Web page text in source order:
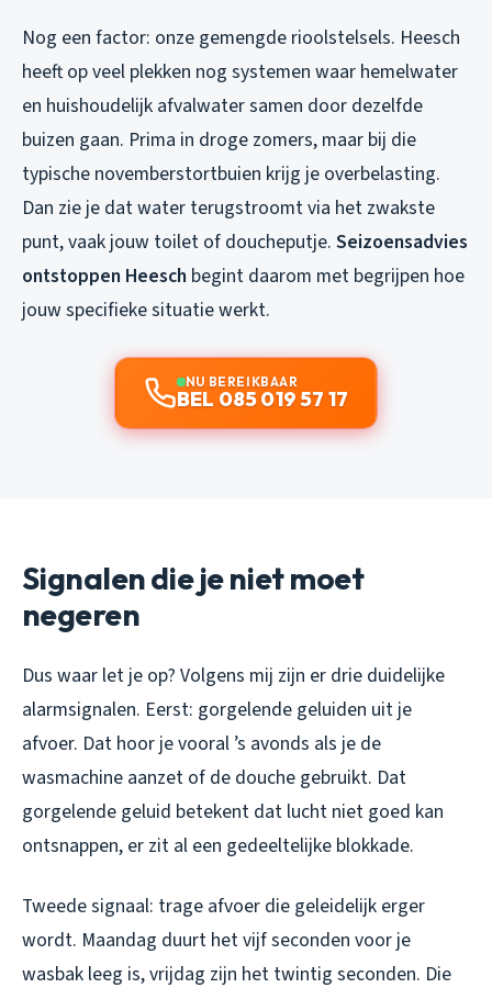
Nog een factor: onze gemengde rioolstelsels. Heesch
heeft op veel plekken nog systemen waar hemelwater
en huishoudelijk afvalwater samen door dezelfde
buizen gaan. Prima in droge zomers, maar bij die
typische novemberstortbuien krijg je overbelasting.
Dan zie je dat water terugstroomt via het zwakste
punt, vaak jouw toilet of doucheputje. Seizoensadvies
ontstoppen Heesch begint daarom met begrijpen hoe
jouw specifieke situatie werkt.
NU BEREIKBAAR
BEL 085 019 57 17
Signalen die je niet moet
negeren
Dus waar let je op? Volgens mij zijn er drie duidelijke
alarmsignalen. Eerst: gorgelende geluiden uit je
afvoer. Dat hoor je vooral ’s avonds als je de
wasmachine aanzet of de douche gebruikt. Dat
gorgelende geluid betekent dat lucht niet goed kan
ontsnappen, er zit al een gedeeltelijke blokkade.
Tweede signaal: trage afvoer die geleidelijk erger
wordt. Maandag duurt het vijf seconden voor je
wasbak leeg is, vrijdag zijn het twintig seconden. Die